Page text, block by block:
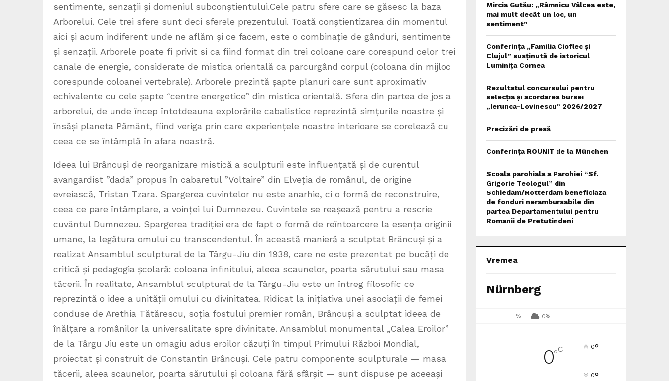
sentimente, senzații și domeniul subconștientului.Cele patru sfere care se găsesc la baza
Arborelui. Cele trei sfere sunt deci sferele prezentului. Toată conștientizarea din momentul
aici și acum indiferent unde ne aflăm și ce facem, este o combinație de gânduri, sentimente
și senzații. Arborele poate fi privit si ca fiind format din trei coloane care corespund celor trei
canale de energie, considerate de mistica orientală ca parcurgând corpul (coloana din mijloc
corespunde coloanei vertebrale). Arborele prezintă șapte planuri care sunt aproximativ
echivalente cu cele șapte “centre energetice” din mistica orientală. Sfera din partea de jos a
arborelui, de unde încep întotdeauna explorările cabalistice reprezintă simțurile noastre și
însăși planeta Pământ, fiind veriga prin care experiențele noastre interioare se corelează cu
ceea ce se întâmplă în afara noastră.
Ideea lui Brâncuși de reorganizare mistică a sculpturii este influențată și de curentul
avangardist ”dada” propus în cabaretul ”Voltaire” din Elveția de românul, de origine
evreiască, Tristan Tzara. Spargerea cuvintelor nu este anarhie, ci o formă de reconstruire,
ceea ce pare întâmplare, a voinței lui Dumnezeu. Cuvintele se reașează pentru a rescrie
cuvântul Dumnezeu. Spargerea tradiției era de fapt o formă de reîntoarcere la esența originii
umane, la legătura omului cu transcendentul. În această manieră a sculptat Brâncuși și a
realizat Ansamblul sculptural de la Târgu-Jiu din 1938, care ne este prezentat pe bucăți de
critică și pedagogia școlară: coloana infinitului, aleea scaunelor, poarta sărutului sau masa
tăcerii. În realitate, Ansamblul sculptural de la Târgu-Jiu este un întreg filosofic ce
reprezintă o idee a unității omului cu divinitatea. Ridicat la inițiativa unei asociații de femei
conduse de Arethia Tătărescu, soția fostului premier român, Brâncuși a sculptat ideea de
înălțare a românilor la universalitate spre divinitate. Ansamblul monumental „Calea Eroilor”
de la Târgu Jiu este un omagiu adus eroilor căzuți în timpul Primului Război Mondial,
proiectat și construit de Constantin Brâncuși. Cele patru componente sculpturale — masa
tăcerii, aleea scaunelor, poarta sărutului și coloana fără sfârșit — sunt dispuse pe aceeași
Mircia Gutău: „Râmnicu Vâlcea este,
mai mult decât un loc, un
sentiment”
Conferința „Familia Cioflec și
Clujul” susținută de istoricul
Luminița Cornea
Rezultatul concursului pentru
selecția și acordarea bursei
„Ierunca-Lovinescu” 2026/2027
Precizări de presă
Conferința ROUNIT de la München
Scoala parohiala a Parohiei “Sf.
Grigorie Teologul” din
Schiedam/Rotterdam beneficiaza
de fonduri nerambursabile din
partea Departamentului pentru
Romanii de Pretutindeni
Vremea
Nürnberg
% 0%
0°C 0°
0°